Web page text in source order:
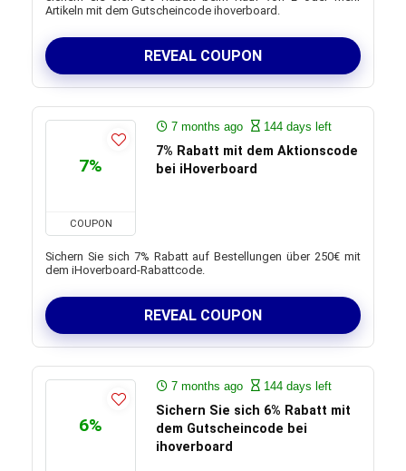
Artikeln mit dem Gutscheincode ihoverboard.
REVEAL COUPON
7%
COUPON
7 months ago 144 days left
7% Rabatt mit dem Aktionscode
bei iHoverboard
Sichern Sie sich 7% Rabatt auf Bestellungen über 250€ mit
dem iHoverboard-Rabattcode.
REVEAL COUPON
6%
7 months ago 144 days left
Sichern Sie sich 6% Rabatt mit
dem Gutscheincode bei
ihoverboard